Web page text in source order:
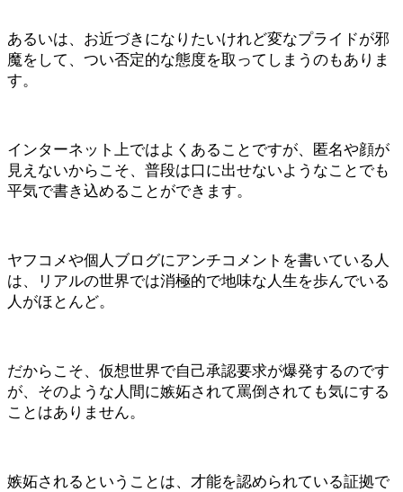
あるいは、お近づきになりたいけれど変なプライドが邪
魔をして、つい否定的な態度を取ってしまうのもありま
す。
インターネット上ではよくあることですが、匿名や顔が
見えないからこそ、普段は口に出せないようなことでも
平気で書き込めることができます。
ヤフコメや個人ブログにアンチコメントを書いている人
は、リアルの世界では消極的で地味な人生を歩んでいる
人がほとんど。
だからこそ、仮想世界で自己承認要求が爆発するのです
が、そのような人間に嫉妬されて罵倒されても気にする
ことはありません。
嫉妬されるということは、才能を認められている証拠で